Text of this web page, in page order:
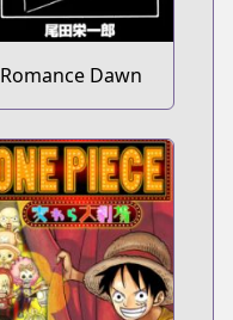
Romance Dawn